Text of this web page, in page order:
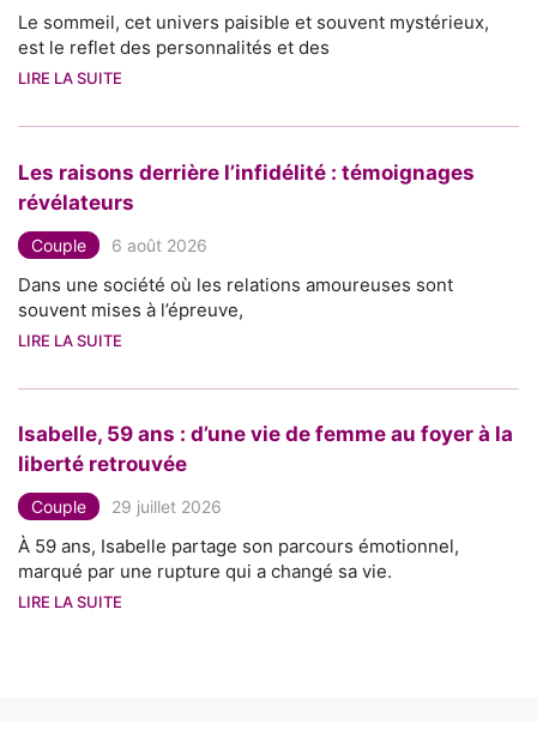
Le sommeil, cet univers paisible et souvent mystérieux,
est le reflet des personnalités et des
LIRE LA SUITE
Les raisons derrière l’infidélité : témoignages
révélateurs
Couple 6 août 2026
Dans une société où les relations amoureuses sont
souvent mises à l’épreuve,
LIRE LA SUITE
Isabelle, 59 ans : d’une vie de femme au foyer à la
liberté retrouvée
Couple 29 juillet 2026
À 59 ans, Isabelle partage son parcours émotionnel,
marqué par une rupture qui a changé sa vie.
LIRE LA SUITE